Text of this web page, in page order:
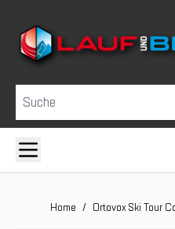
Suche
Home / Ortovox Ski Tour